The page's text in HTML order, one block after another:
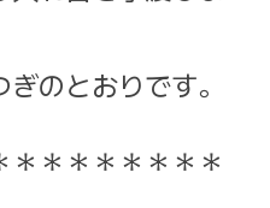
のとおりです。
＊＊＊＊＊＊＊＊